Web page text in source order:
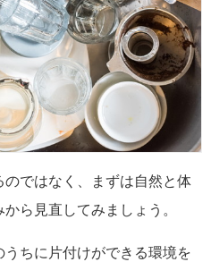
ではなく、まずは自然と体
ら見直してみましょう。
ちに片付けができる環境を